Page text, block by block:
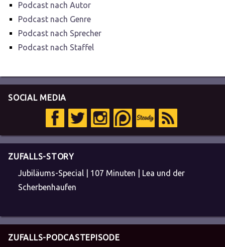
Podcast nach Autor
Podcast nach Genre
Podcast nach Sprecher
Podcast nach Staffel
SOCIAL MEDIA
ZUFALLS-STORY
Jubiläums-Special | 107 Minuten | Lea und der
Scherbenhaufen
ZUFALLS-PODCASTEPISODE